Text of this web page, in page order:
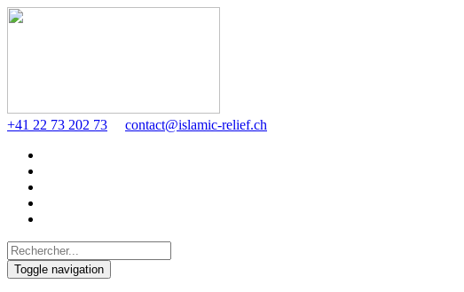
+41 22 73 202 73 contact@islamic-relief.ch
Toggle navigation